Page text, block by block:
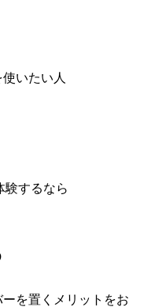
いたい人
験するなら
を置くメリットをお